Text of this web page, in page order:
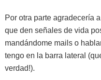
Por otra parte agradecería
que den señales de vida
mandándome mails o
tengo en la barra lateral
verdad!).